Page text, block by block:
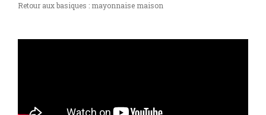
Retour aux basiques : mayonnaise maison